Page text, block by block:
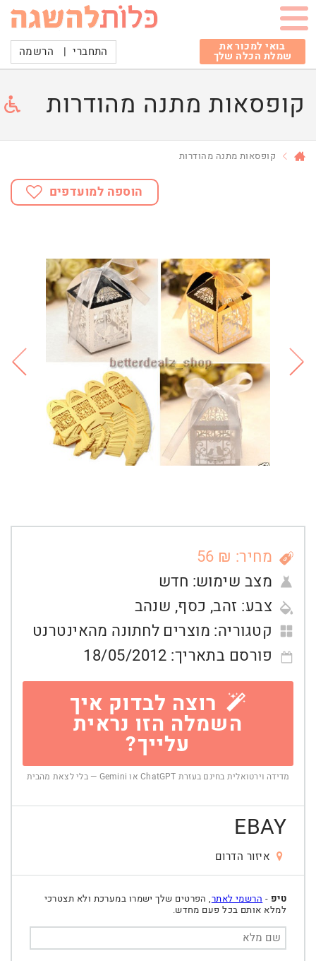
בואי למכור את
שמלת הכלה שלך התחברי | הרשמה
קופסאות מתנה מהודרות
קופסאות מתנה מהודרות
הוספה למועדפים
מחיר: ₪ 56
מצב שימוש: חדש
צבע: זהב, כסף, שנהב
קטגוריה: מוצרים לחתונה מהאינטרנט
פורסם בתאריך: 18/05/2012
רוצה לבדוק איך
השמלה הזו נראית
עלייך?
מדידה וירטואלית בחינם בעזרת ChatGPT או Gemini — בלי לצאת מהבית
EBAY
איזור הדרום
טיפ - הרשמי לאתר, הפרטים שלך ישמרו במערכת ולא תצטרכי
למלא אותם בכל פעם מחדש.